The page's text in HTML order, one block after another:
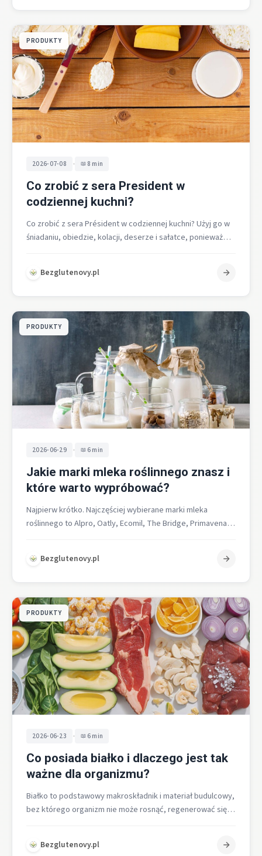
PRODUKTY
2026-07-08 • 8 min
Co zrobić z sera President w
codziennej kuchni?
Co zrobić z sera Président w codziennej kuchni? Użyj go w
śniadaniu, obiedzie, kolacji, deserze i sałatce, ponieważ
Bezglutenovy.pl
PRODUKTY
2026-06-29 • 6 min
Jakie marki mleka roślinnego znasz i
które warto wypróbować?
Najpierw krótko. Najczęściej wybierane marki mleka
roślinnego to Alpro, Oatly, Ecomil, The Bridge, Primavena,
Bezglutenovy.pl
PRODUKTY
2026-06-23 • 6 min
Co posiada białko i dlaczego jest tak
ważne dla organizmu?
Białko to podstawowy makroskładnik i materiał budulcowy,
bez którego organizm nie może rosnąć, regenerować się
Bezglutenovy.pl